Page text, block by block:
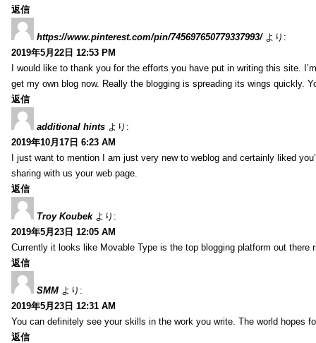
返信
https://www.pinterest.com/pin/745697650779337993/ より:
2019年5月22日 12:53 PM
I would like to thank you for the efforts you have put in writing this site.
get my own blog now. Really the blogging is spreading its wings quickly.
返信
additional hints より:
2019年10月17日 6:23 AM
I just want to mention I am just very new to weblog and certainly liked
sharing with us your web page.
返信
Troy Koubek より:
2019年5月23日 12:05 AM
Currently it looks like Movable Type is the top blogging platform out
返信
SMM より:
2019年5月23日 12:31 AM
You can definitely see your skills in the work you write. The world hopes
返信